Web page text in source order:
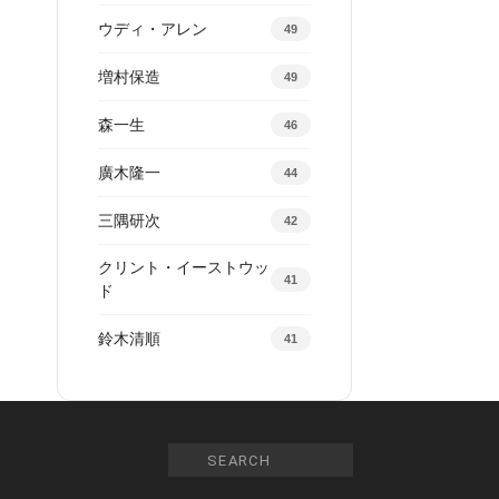
ウディ・アレン 49
増村保造 49
森一生 46
廣木隆一 44
三隅研次 42
クリント・イーストウッ
ド
41
鈴木清順 41